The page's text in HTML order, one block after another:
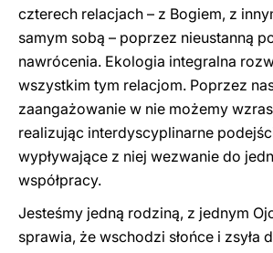
czterech relacjach – z Bogiem, z
samym sobą – poprzez nieustanną
nawrócenia. Ekologia integralna
wszystkim tym relacjom. Poprzez
zaangażowanie w nie możemy
realizując interdyscyplinarne
wypływające z niej wezwanie do
współpracy.
Jesteśmy jedną rodziną, z jednym
sprawia, że wschodzi słońce i zsyła